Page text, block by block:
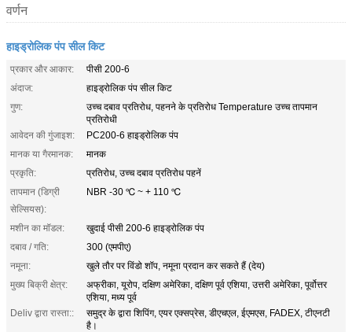
वर्णन
हाइड्रोलिक पंप सील किट
प्रकार और आकार:
पीसी 200-6
अंदाज:
हाइड्रोलिक पंप सील किट
गुण:
उच्च दबाव प्रतिरोध, पहनने के प्रतिरोध Temperature उच्च तापमान
प्रतिरोधी
आवेदन की गुंजाइश:
PC200-6 हाइड्रोलिक पंप
मानक या गैरमानक:
मानक
प्रकृति:
प्रतिरोध, उच्च दबाव प्रतिरोध पहनें
तापमान (डिग्री
सेल्सियस):
NBR -30 ℃ ~ + 110 ℃
मशीन का मॉडल:
खुदाई पीसी 200-6 हाइड्रोलिक पंप
दबाव / गति:
300 (एमपीए)
नमूना:
खुले तौर पर विंडो शॉप, नमूना प्रदान कर सकते हैं (देय)
मुख्य बिक्री क्षेत्र:
अफ्रीका, यूरोप, दक्षिण अमेरिका, दक्षिण पूर्व एशिया, उत्तरी अमेरिका, पूर्वोत्तर
एशिया, मध्य पूर्व
Deliv द्वारा रास्ता::
समुद्र के द्वारा शिपिंग, एयर एक्सप्रेस, डीएचएल, ईएमएस, FADEX, टीएनटी
है।